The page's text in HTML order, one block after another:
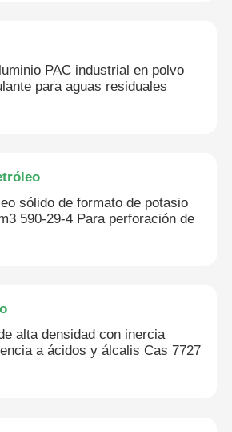
PAC industrial en polvo
para aguas residuales
sólido de formato de potasio
590-29-4 Para perforación de
alta densidad con inercia
a ácidos y álcalis Cas 7727